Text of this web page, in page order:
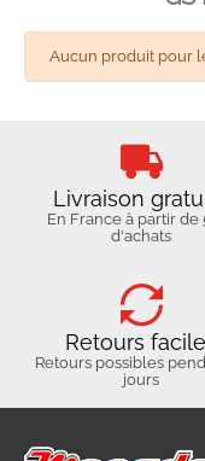
Aucun produit pour
Livraison
En France à partir de
d'achats
Retours
Retours possibles
jours